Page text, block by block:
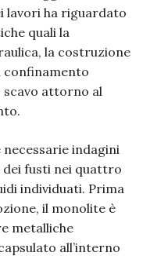
lavori ha riguardato
quali la
la costruzione
confinamento
scavo attorno al
indagini
fusti nei quattro
individuati. Prima
il monolite è
metalliche
all’interno